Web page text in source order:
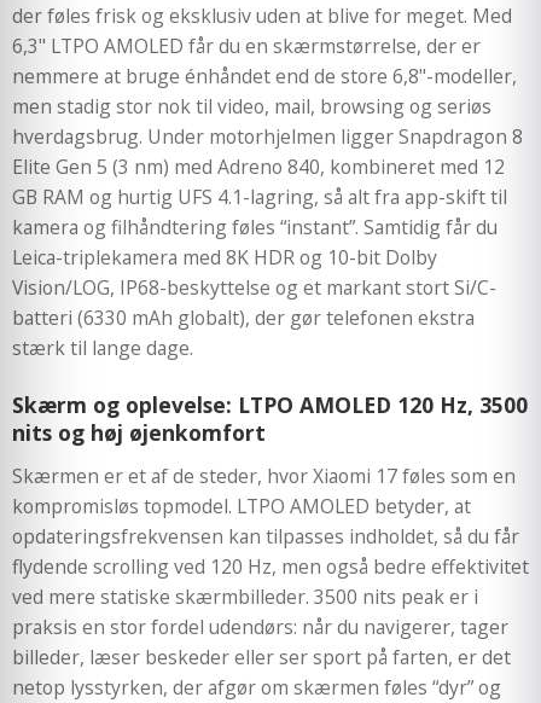
der føles frisk og eksklusiv uden at blive for meget. Med
6,3" LTPO AMOLED får du en skærmstørrelse, der er
nemmere at bruge énhåndet end de store 6,8"-modeller,
men stadig stor nok til video, mail, browsing og seriøs
hverdagsbrug. Under motorhjelmen ligger Snapdragon 8
Elite Gen 5 (3 nm) med Adreno 840, kombineret med 12
GB RAM og hurtig UFS 4.1-lagring, så alt fra app-skift til
kamera og filhåndtering føles “instant”. Samtidig får du
Leica-triplekamera med 8K HDR og 10-bit Dolby
Vision/LOG, IP68-beskyttelse og et markant stort Si/C-
batteri (6330 mAh globalt), der gør telefonen ekstra
stærk til lange dage.
Skærm og oplevelse: LTPO AMOLED 120 Hz, 3500
nits og høj øjenkomfort
Skærmen er et af de steder, hvor Xiaomi 17 føles som en
kompromisløs topmodel. LTPO AMOLED betyder, at
opdateringsfrekvensen kan tilpasses indholdet, så du får
flydende scrolling ved 120 Hz, men også bedre effektivitet
ved mere statiske skærmbilleder. 3500 nits peak er i
praksis en stor fordel udendørs: når du navigerer, tager
billeder, læser beskeder eller ser sport på farten, er det
netop lysstyrken, der afgør om skærmen føles “dyr” og